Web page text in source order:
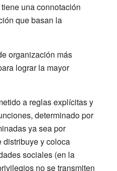
una connotación
que basan la
organización más
lograr la mayor
a reglas explícitas y
determinado por
ya sea por
distribuye y coloca
sociales (en la
no se transmiten